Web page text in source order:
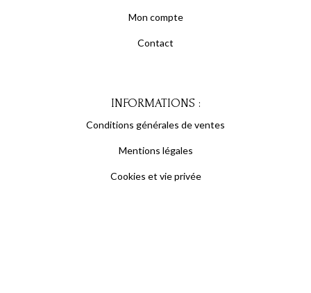
Mon compte
Contact
INFORMATIONS :
Conditions générales de ventes
Mentions légales
Cookies et vie privée